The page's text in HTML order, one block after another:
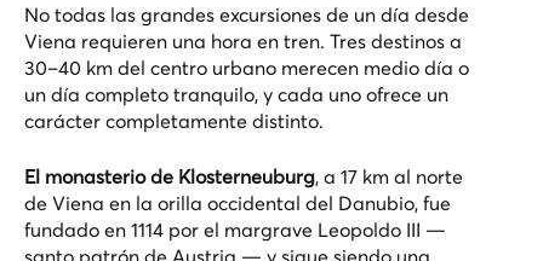
No todas las grandes excursiones de un día desde
Viena requieren una hora en tren. Tres destinos a
30–40 km del centro urbano merecen medio día o
un día completo tranquilo, y cada uno ofrece un
carácter completamente distinto.
El monasterio de Klosterneuburg, a 17 km al norte
de Viena en la orilla occidental del Danubio, fue
fundado en 1114 por el margrave Leopoldo III —
santo patrón de Austria — y sigue siendo una